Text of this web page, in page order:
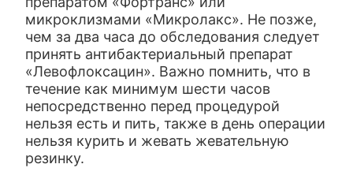
микроклизмами «Микролакс». Не позже,
чем за два часа до обследования следует
принять антибактериальный препарат
«Левофлоксацин». Важно помнить, что в
течение как минимум шести часов
непосредственно перед процедурой
нельзя есть и пить, также в день операции
нельзя курить и жевать жевательную
резинку.